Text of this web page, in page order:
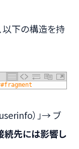
以下の構造を持
）」→ ブ
続先には影響し